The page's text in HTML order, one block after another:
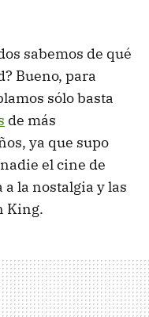
sabemos de qué
Bueno, para
sólo basta
de más
ya que supo
el cine de
la nostalgia y las
King.